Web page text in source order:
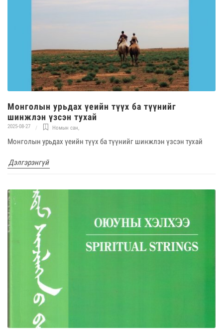
Монголын урьдах үеийн түүх ба түүнийг
шинжлэн үзсэн тухай
2025-08-27 Номын сан
Монголын урьдах үеийн түүх ба түүнийг шинжлэн үзсэн тухай
Дэлгэрэнгүй